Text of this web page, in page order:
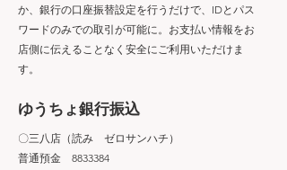
か、銀行の口座振替設定を行うだけで、IDとパス
ワードのみでの取引が可能に。お支払い情報をお
店側に伝えることなく安全にご利用いただけま
す。
ゆうちょ銀行振込
〇三八店（読み ゼロサンハチ）
普通預金 8833384